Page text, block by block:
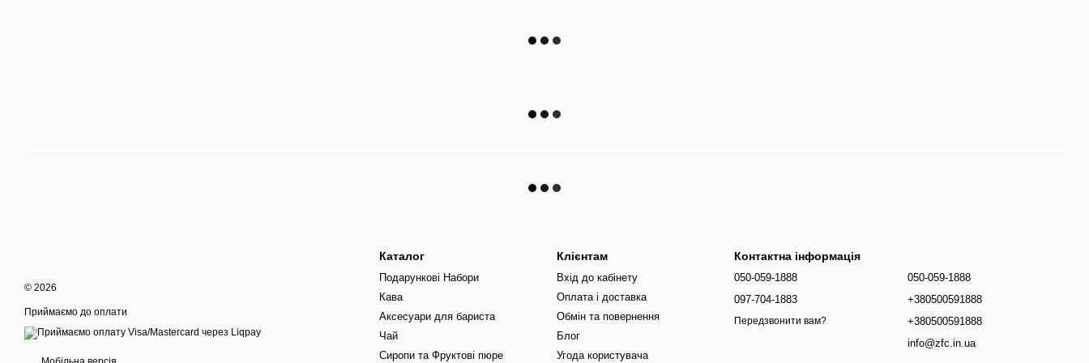
© 2026
Приймаємо до оплати
Каталог
Подарункові Набори
Кава
Аксесуари для бариста
Чай
Сиропи та Фруктові пюре
Клієнтам
Вхід до кабінету
Оплата і доставка
Обмін та повернення
Блог
Угода користувача
Контактна інформація
050-059-1888
097-704-1883
Передзвонити вам?
050-059-1888
+380500591888
+380500591888
info@zfc.in.ua